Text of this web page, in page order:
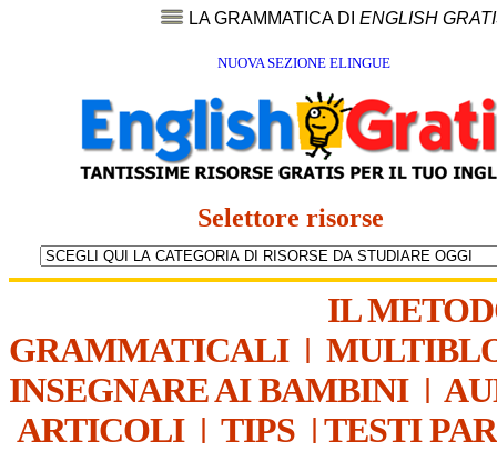
LA GRAMMATICA DI ENGLISH
NUOVA SEZIONE ELINGUE
Selettore risorse
IL
GRAMMATICALI|
INSEGNARE AI BAMBINI|
ARTICOLI| TIPS | TESTI